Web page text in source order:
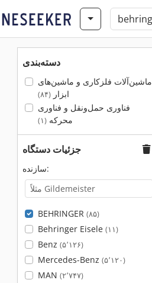
دسته‌بندی
ماشین‌آلات فلزکاری و ماشین‌های
ابزار(۸۴)
فناوری حمل‌ونقل و فناوری
محرکه(۱)
جزئیات دستگاه
سازنده:
BEHRINGER (۸۵)
Behringer Eisele (۱۱)
Benz (۵٬۱۲۶)
Mercedes-Benz (۵٬۱۲۰)
MAN (۲٬۷۴۷)